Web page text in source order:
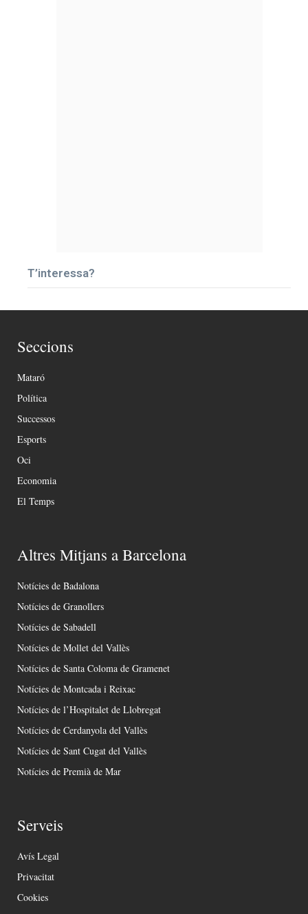
T’interessa?
Seccions
Mataró
Política
Successos
Esports
Oci
Economia
El Temps
Altres Mitjans a Barcelona
Notícies de Badalona
Notícies de Granollers
Notícies de Sabadell
Notícies de Mollet del Vallès
Notícies de Santa Coloma de Gramenet
Notícies de Montcada i Reixac
Notícies de l’Hospitalet de Llobregat
Notícies de Cerdanyola del Vallès
Notícies de Sant Cugat del Vallès
Notícies de Premià de Mar
Serveis
Avís Legal
Privacitat
Cookies